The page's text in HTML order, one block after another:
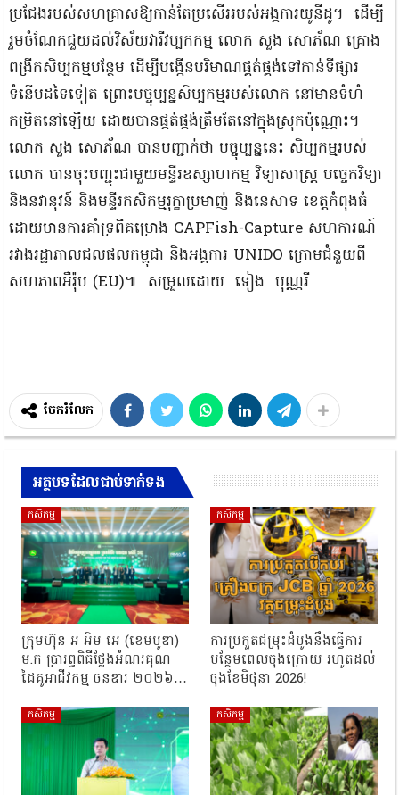
ប្រជែង​របស់​សហគ្រាស​ឱ្យ​កាន់តែ​ប្រសើរ​របស់​អង្គការ​យូ​នី​ដូ​។ ដើម្បី
រួមចំណែកជួយដល់វិស័យវារីវប្បកកម្ម លោក​ សួង សោភ័ណ គ្រោង
ពង្រីកសិប្បកម្មបន្ថែម ដើម្បី​បង្កើនបរិមាណ​ផ្គត់ផ្គង់ទៅកាន់ទីផ្សារ​
ទំនើបដទៃទៀត ព្រោះបច្ចុប្បន្នសិប្បកម្មរបស់លោក នៅមានទំហំ
កម្រិតនៅឡើយ​ ដោយបានផ្គត់​ផ្គង់ត្រឹមតែនៅក្នុងស្រុកប៉ុណ្ណោះ។
លោក សួង សោភ័ណ បានបញ្ជាក់ថា បច្ចុប្បន្ននេះ សិប្បកម្មរបស់
លោក បានចុះបញ្ជុះជាមួយមន្ទីរឧស្សាហកម្ម វិទ្យាសាស្រ្ត បច្ចេកវិទ្យា
និងនវានុវន៍ និងមន្ទីរកសិកម្មរុក្ខាប្រមាញ់ ​និងនេសាទ ខេត្តកំពុងធំ
ដោយមានការគាំទ្រ​ពីគម្រោង CAPFish-Capture ​​សហការណ៍
រវាងរដ្ឋាភាលជលផលកម្ពុជា និងអង្គការ UNIDO ក្រោមជំនួយពី
សហភាព​អឺរ៉ុប (EU)៕ សម្រួលដោយ ទៀង បុណ្ណរី
ចែករំលែក
អត្ថបទដែលជាប់ទាក់ទង
កសិកម្ម
ក្រុមហ៊ុន អ អិម អេ (ខេមបូឌា)
ម.ក ប្រារព្ធពិធីថ្លែងអំណរគុណ
ដៃគូអាជីវកម្ម ចនឌារ ២០២៦…
កសិកម្ម
ការប្រកួតជម្រុះដំបូងនឹងធ្វើការ
បន្ថែមពេលចុងក្រោយ រហូតដល់
ចុងខែមិថុនា 2026!
កសិកម្ម កសិកម្ម